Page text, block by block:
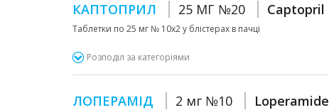
КАПТОПРИЛ 25 МГ №20 Captopril
Таблетки по 25 мг № 10х2 у блістерах в пачці
Розподіл за категоріями
ЛОПЕРАМІД 2 мг №10 Loperamide